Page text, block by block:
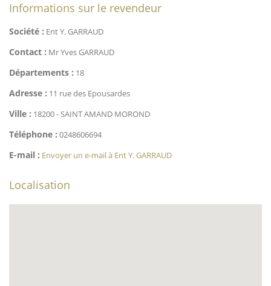
Informations sur le revendeur
Société : Ent Y. GARRAUD
Contact : Mr Yves GARRAUD
Départements : 18
Adresse : 11 rue des Epousardes
Ville : 18200 - SAINT AMAND MOROND
Téléphone : 0248606694
E-mail : Envoyer un e-mail à Ent Y. GARRAUD
Localisation